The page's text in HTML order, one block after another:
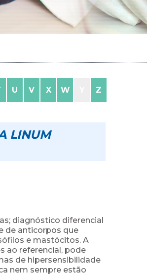
U V X W Z
LINUM
diagnóstico diferencial
de anticorpos que
e mastócitos. A
ao referencial, pode
de hipersensibilidade
nem sempre estão